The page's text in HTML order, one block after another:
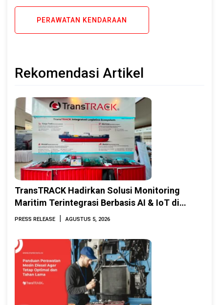
PERAWATAN KENDARAAN
Rekomendasi Artikel
TransTRACK Hadirkan Solusi Monitoring
Maritim Terintegrasi Berbasis AI & IoT di
Indonesia Marine & Offshore Expo (IMOX)
PRESS RELEASE | AGUSTUS 5, 2026